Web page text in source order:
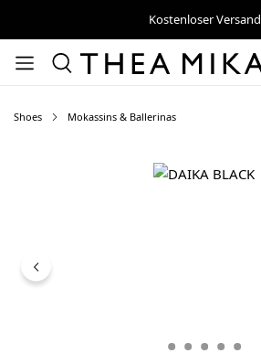
Kostenloser Versand
Shoes Mokassins & Ballerinas
Bildergalerie überspringen